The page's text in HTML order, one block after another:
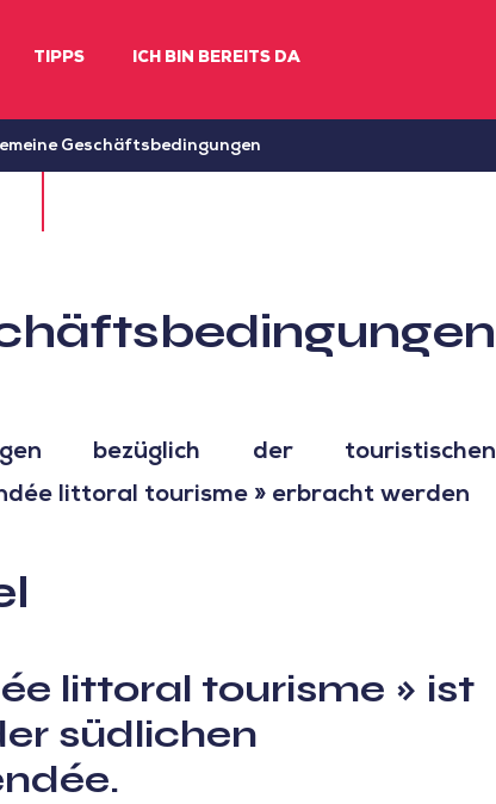
TIPPS ICH BIN BEREITS DA
Geschäftsbedingungen
bezüglich der touristischen
littoral tourisme » erbracht werden
littoral tourisme » ist
südlichen